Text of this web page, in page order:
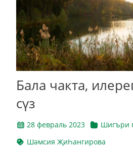
Бала чакта,
сүз
28 февраль 2023
Шигъри
Шәмсия ҖиҺангирова